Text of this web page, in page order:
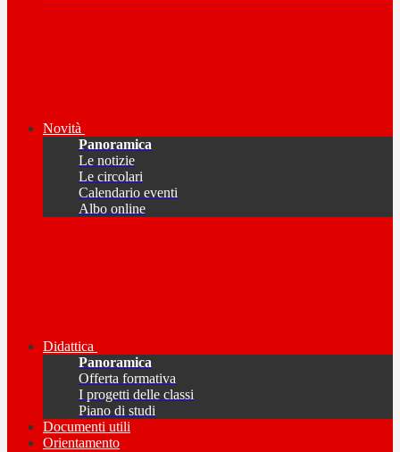
Novità
Panoramica
Le notizie
Le circolari
Calendario eventi
Albo online
Didattica
Panoramica
Offerta formativa
I progetti delle classi
Piano di studi
Documenti utili
Orientamento